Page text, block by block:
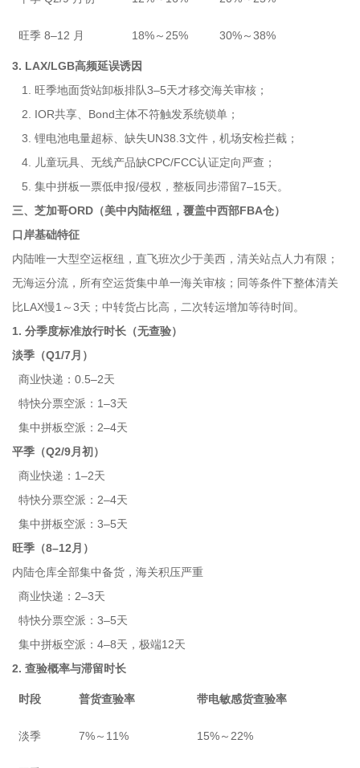
旺季 8–12 月 18%～25% 30%～38%
3. LAX/LGB高频延误诱因
1. 旺季地面货站卸板排队3–5天才移交海关审核；
2. IOR共享、Bond主体不符触发系统锁单；
3. 锂电池电量超标、缺失UN38.3文件，机场安检拦截；
4. 儿童玩具、无线产品缺CPC/FCC认证定向严查；
5. 集中拼板一票低申报/侵权，整板同步滞留7–15天。
三、芝加哥ORD（美中内陆枢纽，覆盖中西部FBA仓）
口岸基础特征
内陆唯一大型空运枢纽，直飞班次少于美西，清关站点人力有限；
无海运分流，所有空运货集中单一海关审核；同等条件下整体清关
比LAX慢1～3天；中转货占比高，二次转运增加等待时间。
1. 分季度标准放行时长（无查验）
淡季（Q1/7月）
商业快递：0.5–2天
特快分票空派：1–3天
集中拼板空派：2–4天
平季（Q2/9月初）
商业快递：1–2天
特快分票空派：2–4天
集中拼板空派：3–5天
旺季（8–12月）
内陆仓库全部集中备货，海关积压严重
商业快递：2–3天
特快分票空派：3–5天
集中拼板空派：4–8天，极端12天
2. 查验概率与滞留时长
时段 普货查验率 带电敏感货查验率
淡季 7%～11% 15%～22%